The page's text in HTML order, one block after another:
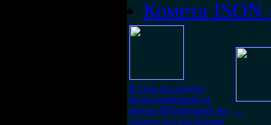
Комета ISON
В этом последнем
видеосообщении от
автора BPEarthwatch мы
узнаем, что все больше
...